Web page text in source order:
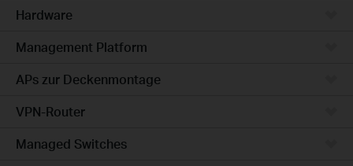
Hardware
Management Platform
APs zur Deckenmontage
VPN-Router
Managed Switches